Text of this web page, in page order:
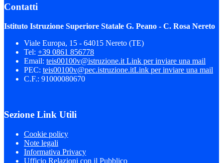
Contatti
Istituto Istruzione Superiore Statale G. Peano - C. Rosa Nereto
Viale Europa, 15 - 64015 Nereto (TE)
Tel: +39 0861 856778
Email: teis00100v@istruzione.it Link per inviare una mail
PEC: teis00100v@pec.istruzione.itLink per inviare una mail
C.F.: 91000080670
Sezione Link Utili
Cookie policy
Note legali
Informativa Privacy
Ufficio Relazioni con il Pubblico